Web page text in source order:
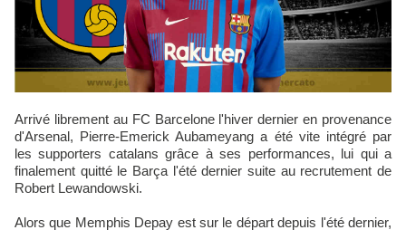
Arrivé librement au FC Barcelone l'hiver dernier en provenance
d'Arsenal, Pierre-Emerick Aubameyang a été vite intégré par
les supporters catalans grâce à ses performances, lui qui a
finalement quitté le Barça l'été dernier suite au recrutement de
Robert Lewandowski.
Alors que Memphis Depay est sur le départ depuis l'été dernier,